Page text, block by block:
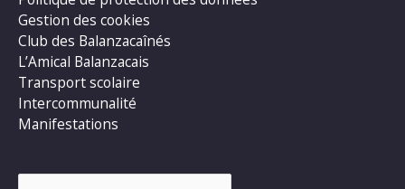
Gestion des cookies
Club des Balanzacaînés
L’Amical Balanzacais
Transport scolaire
Intercommunalité
Manifestations